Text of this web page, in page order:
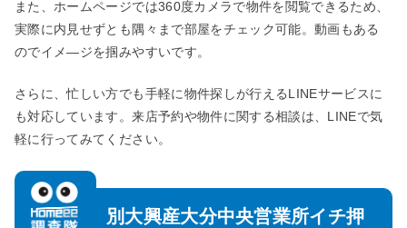
また、ホームページでは360度カメラで物件を閲覧できるため、
実際に内見せずとも隅々まで部屋をチェック可能。動画もある
のでイメ―ジを掴みやすいです。
さらに、忙しい方でも手軽に物件探しが行えるLINEサービスに
も対応しています。来店予約や物件に関する相談は、LINEで気
軽に行ってみてください。
別大興産大分中央営業所イチ押